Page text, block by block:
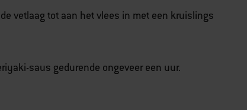
vetlaag tot aan het vlees in met een kruislings
saus gedurende ongeveer een uur.